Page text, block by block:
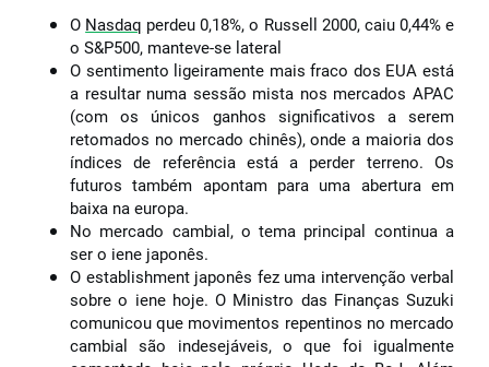
O Nasdaq perdeu 0,18%, o Russell 2000, caiu 0,44% e
o S&P500, manteve-se lateral
O sentimento ligeiramente mais fraco dos EUA está
a resultar numa sessão mista nos mercados APAC
(com os únicos ganhos significativos a serem
retomados no mercado chinês), onde a maioria dos
índices de referência está a perder terreno. Os
futuros também apontam para uma abertura em
baixa na europa.
No mercado cambial, o tema principal continua a
ser o iene japonês.
O establishment japonês fez uma intervenção verbal
sobre o iene hoje. O Ministro das Finanças Suzuki
comunicou que movimentos repentinos no mercado
cambial são indesejáveis, o que foi igualmente